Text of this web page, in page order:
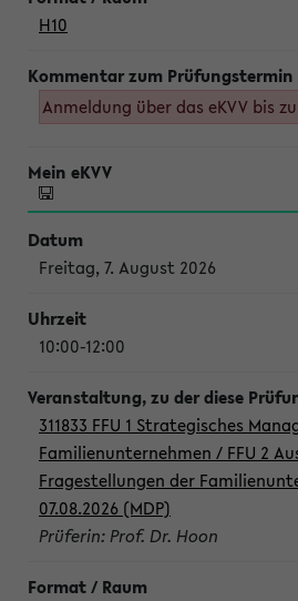
H10
Anmeldung über das eKVV bis
Freitag, 7. August 2026
10:00-12:00
311833 FFU 1 Strategisches
Familienunternehmen / FFU 2
Fragestellungen der
07.08.2026 (MDP)
Prüferin: Prof. Dr. Hoon